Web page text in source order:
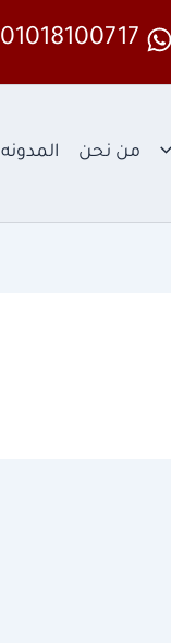
01018100717
من نحن المدونه